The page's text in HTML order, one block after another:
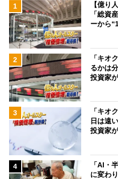
1
【億り
「総資
ーから
2
「キオ
るかは
投資家
3
「キオ
日は遠
投資家
4
「AI・
に変わ